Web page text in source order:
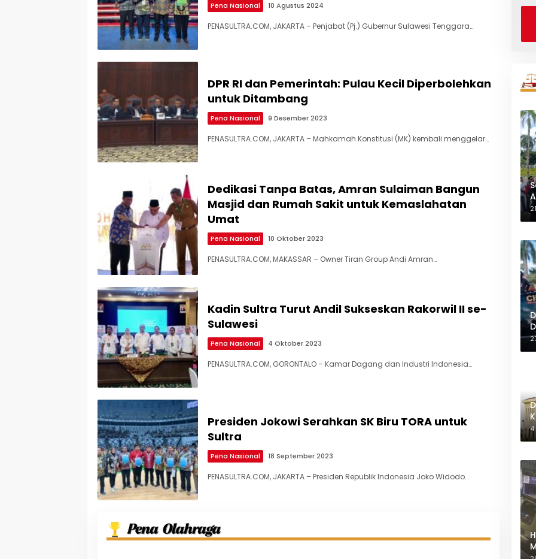
Pena Nasional 10 Agustus 2024
PENASULTRA.COM, JAKARTA – Penjabat (Pj.) Gubernur Sulawesi Tenggara…
DPR RI dan Pemerintah: Pulau Kecil Diperbolehkan
untuk Ditambang
Pena Nasional 9 Desember 2023
PENASULTRA.COM, JAKARTA – Mahkamah Konstitusi (MK) kembali menggelar…
Dedikasi Tanpa Batas, Amran Sulaiman Bangun
Masjid dan Rumah Sakit untuk Kemaslahatan
Umat
Pena Nasional 10 Oktober 2023
PENASULTRA.COM, MAKASSAR – Owner Tiran Group Andi Amran…
Kadin Sultra Turut Andil Sukseskan Rakorwil II se-
Sulawesi
Pena Nasional 4 Oktober 2023
PENASULTRA.COM, GORONTALO – Kamar Dagang dan Industri Indonesia…
Presiden Jokowi Serahkan SK Biru TORA untuk
Sultra
Pena Nasional 18 September 2023
PENASULTRA.COM, JAKARTA – Presiden Republik Indonesia Joko Widodo…
4